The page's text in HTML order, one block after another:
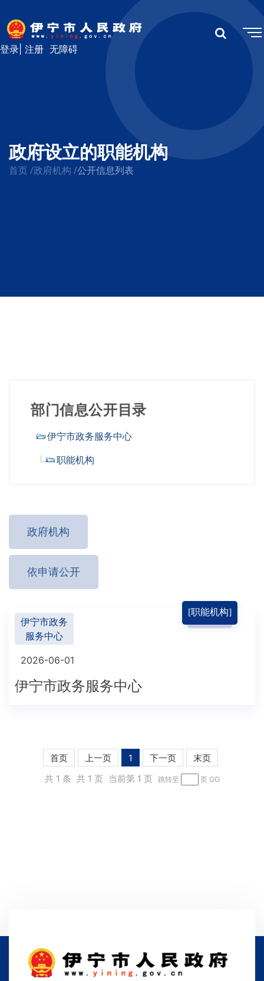
无障碍
登录 注册
政府设立的职能机构
首页 /政府机构 /公开信息列表
部门信息公开目录
伊宁市政务服务中心
职能机构
政府机构
依申请公开
[职能机构]
伊宁市政务
服务中心
2026-06-01
伊宁市政务服务中心
首页 上一页 1 下一页
末页
共 1 条 共 1 页 当前第 1 页 跳转至 页 GO